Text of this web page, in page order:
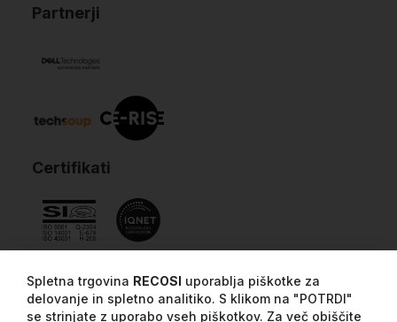
Partnerji
Certifikati
Spletna trgovina RECOSI uporablja piškotke za
delovanje in spletno analitiko. S klikom na "POTRDI"
se strinjate z uporabo vseh piškotkov. Za več obiščite